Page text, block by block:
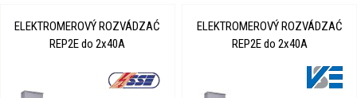
ELEKTROMEROVÝ ROZVÁDZAĆ
REP2E do 2x40A
ELEKTROMEROVÝ ROZVÁDZAĆ
REP2E do 2x40A